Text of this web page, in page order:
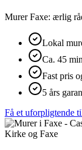
Murer Faxe: ærlig
Lokal
Ca. 45
Fast pris
5 års
Få et uforpligtende